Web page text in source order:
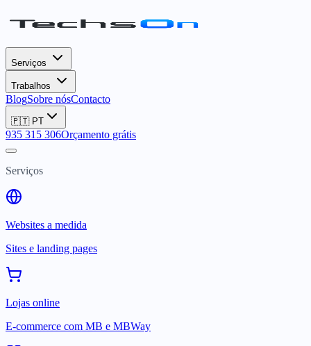
Serviços
Trabalhos
BlogSobre nósContacto
🇵🇹 PT
935 315 306Orçamento grátis
Serviços
Websites a medida
Sites e landing pages
Lojas online
E-commerce com MB e MBWay